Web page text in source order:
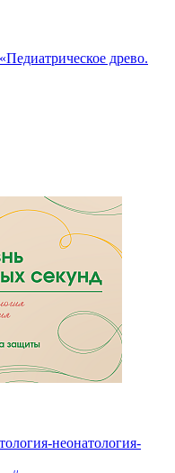
древо.
неонатология-